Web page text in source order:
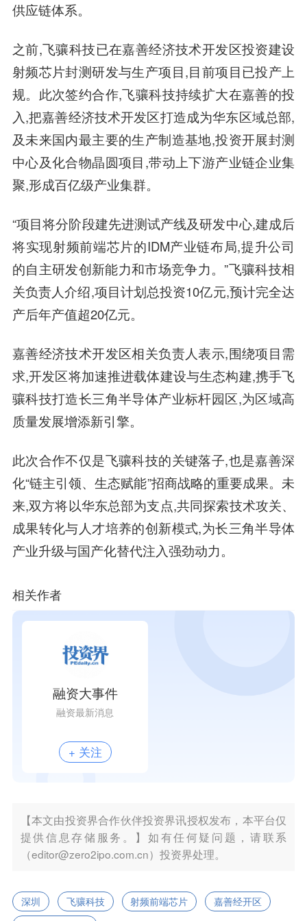
供应链体系。
之前,飞骧科技已在嘉善经济技术开发区投资建设
射频芯片封测研发与生产项目,目前项目已投产上
规。此次签约合作,飞骧科技持续扩大在嘉善的投
入,把嘉善经济技术开发区打造成为华东区域总部,
及未来国内最主要的生产制造基地,投资开展封测
中心及化合物晶圆项目,带动上下游产业链企业集
聚,形成百亿级产业集群。
“项目将分阶段建先进测试产线及研发中心,建成后
将实现射频前端芯片的IDM产业链布局,提升公司
的自主研发创新能力和市场竞争力。”飞骧科技相
关负责人介绍,项目计划总投资10亿元,预计完全达
产后年产值超20亿元。
嘉善经济技术开发区相关负责人表示,围绕项目需
求,开发区将加速推进载体建设与生态构建,携手飞
骧科技打造长三角半导体产业标杆园区,为区域高
质量发展增添新引擎。
此次合作不仅是飞骧科技的关键落子,也是嘉善深
化“链主引领、生态赋能”招商战略的重要成果。未
来,双方将以华东总部为支点,共同探索技术攻关、
成果转化与人才培养的创新模式,为长三角半导体
产业升级与国产化替代注入强劲动力。
相关作者
融资大事件
融资最新消息
+ 关注
【本文由投资界合作伙伴投资界讯授权发布，本平台仅
提供信息存储服务。】如有任何疑问题，请联系
（editor@zero2ipo.com.cn）投资界处理。
深圳 飞骧科技 射频前端芯片
嘉善经开区